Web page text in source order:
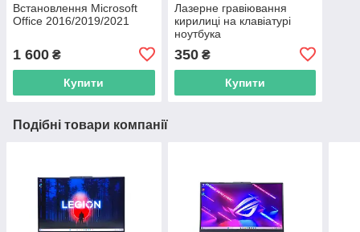
Встановлення Microsoft
Office 2016/2019/2021
1 600 ₴
Купити
Лазерне гравіювання
кирилиці на клавіатурі
ноутбука
350₴
Купити
Подібні товари компанії